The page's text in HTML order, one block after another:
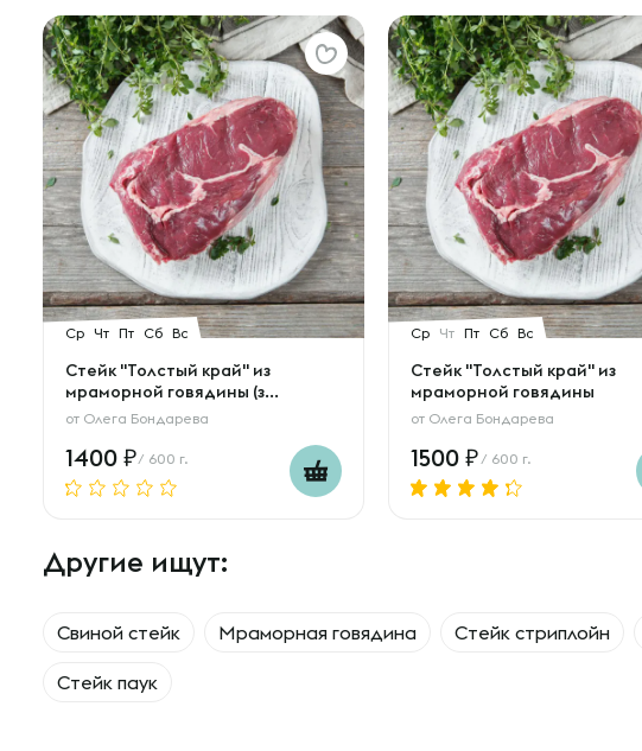
Ср Чт Пт Сб Вс
Стейк "Толстый край" из
мраморной говядины (з...
от Олега Бондарева
1400 / 600 г.
Ср Чт Пт Сб Вс
Стейк "Толстый край" из
мраморной говядины
от Олега Бондарева
1500 / 600 г.
Другие ищут:
Свиной стейк Мраморная говядина Стейк стриплойн
Стейк паук